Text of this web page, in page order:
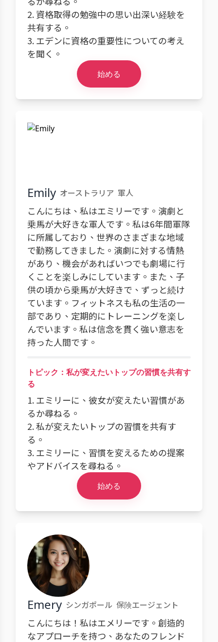
2. 資格取得の勉強中の思い出深い経験を
共有する。
3. エデンに資格の重要性についての考え
を聞く。
始める
Emily オーストラリア 軍人
こんにちは、私はエミリーです。演劇と
乗馬が大好きな軍人です。私は6年間軍隊
に所属しており、世界のさまざまな地域
で勤務してきました。演劇に対する情熱
があり、機会があればいつでも劇場に行
くことを楽しみにしています。また、子
供の頃から乗馬が大好きで、ずっと続け
ています。フィットネスも私の生活の一
部であり、定期的にトレーニングを楽し
んでいます。私は信念を貫く強い意志を
持った人間です。
トピック：私が変えたいトップの習慣を共有す
る
1. エミリーに、彼女が変えたい習慣があ
るか尋ねる。
2. 私が変えたいトップの習慣を共有す
る。
3. エミリーに、習慣を変えるための提案
やアドバイスを尋ねる。
始める
Emery シンガポール 保険エージェント
こんにちは！私はエメリーです。創造的
なアプローチを持つ、あなたのフレンド